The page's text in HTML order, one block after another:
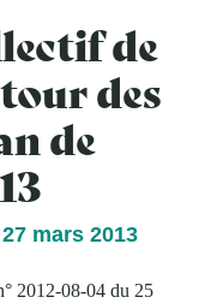
de
des
de
mars 2013
2012-08-04 du 25